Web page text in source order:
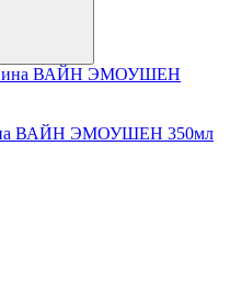
ВАЙН ЭМОУШЕН 350мл